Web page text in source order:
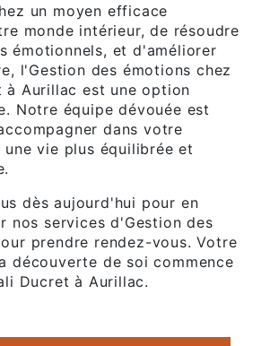
un moyen efficace
monde intérieur, de résoudre
émotionnels, et d'améliorer
l'Gestion des émotions chez
à Aurillac est une option
Notre équipe dévouée est
dans votre
une vie plus équilibrée et
dès aujourd'hui pour en
nos services d'Gestion des
prendre rendez-vous. Votre
découverte de soi commence
Ducret à Aurillac.